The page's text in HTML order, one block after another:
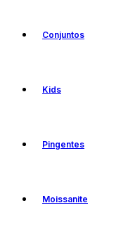
Conjuntos
Kids
Pingentes
Moissanite